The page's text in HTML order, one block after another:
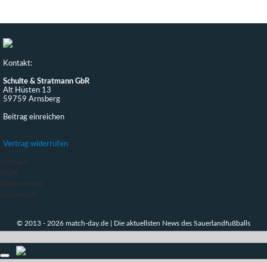
Kontakt:
Schulte & Stratmann GbR
Alt Hüsten 13
59759 Arnsberg
Beitrag einreichen
Vertrag widerrufen
Kontakt
AGN
Datenschutz
Impressum
© 2013 - 2026 match-day.de | Die aktuellsten News des Sauerlandfußballs